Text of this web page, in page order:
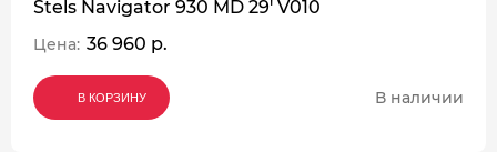
Stels Navigator 930 MD 29' V010
Цена: 36 960 р.
В КОРЗИНУ
В КОРЗИНУ
В КОРЗИНУ В наличии